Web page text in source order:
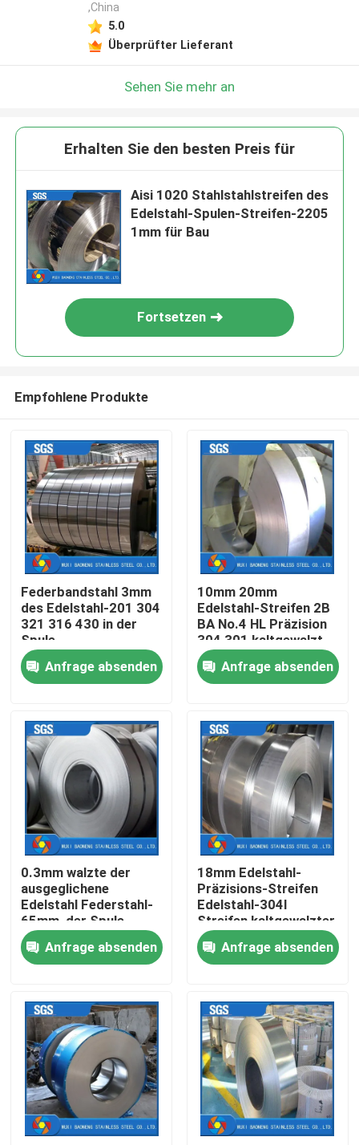
Nach Hause
Über uns
Kontakte
Produkte
Videos
Edelstahl-Metallherstellung
Edelstahlspule
Edelstahl-nahtloses Rohr
Edelstahl geschweißtes Rohr
,China
5.0
Überprüfter Lieferant
Sehen Sie mehr an
Erhalten Sie den besten Preis für
Aisi 1020 Stahlstahlstreifen des
Edelstahl-Spulen-Streifen-2205
1mm für Bau
Fortsetzen
Empfohlene Produkte
Federbandstahl 3mm
des Edelstahl-201 304
321 316 430 in der
Spule
Anfrage absenden
10mm 20mm
Edelstahl-Streifen 2B
BA No.4 HL Präzision
304 301 kaltgewalzt
Anfrage absenden
0.3mm walzte der
ausgeglichene
Edelstahl Federstahl-
65mm, der Spule
aufschlitzt,
galvanisiertes
Stahlband kalt
Anfrage absenden
18mm Edelstahl-
Präzisions-Streifen
Edelstahl-304l
Streifen kaltgewalzter
in der Spule
Anfrage absenden